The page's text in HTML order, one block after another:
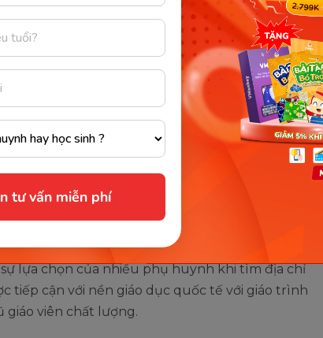
tư vấn miễn phí
phương pháp lớp học đảo ngược
âm và giao tiếp cho bé với trí tuệ nhân tạo M-
đến từng âm vị
tuyến cùng gia sư cho bé từ 2 đến 15 tuổi.
lựa chọn của nhiều phụ huynh khi tìm địa chỉ
tiếp cận với nền giáo dục quốc tế với giáo trình
giáo viên chất lượng.